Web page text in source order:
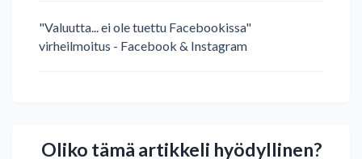
"Valuutta... ei ole tuettu Facebookissa"
virheilmoitus - Facebook & Instagram
Oliko tämä artikkeli hyödyllinen?